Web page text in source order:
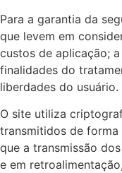
Para a garantia da
que levem em
custos de aplicação;
finalidades do
liberdades do usuário.
O site utiliza
transmitidos de forma
que a transmissão
e em